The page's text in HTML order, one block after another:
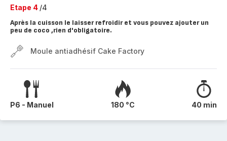
Etape 4 /4
Après la cuisson le laisser refroidir et vous pouvez ajouter un
peu de coco ,rien d'obligatoire.
Moule antiadhésif Cake Factory
P6 - Manuel 180 °C 40 min